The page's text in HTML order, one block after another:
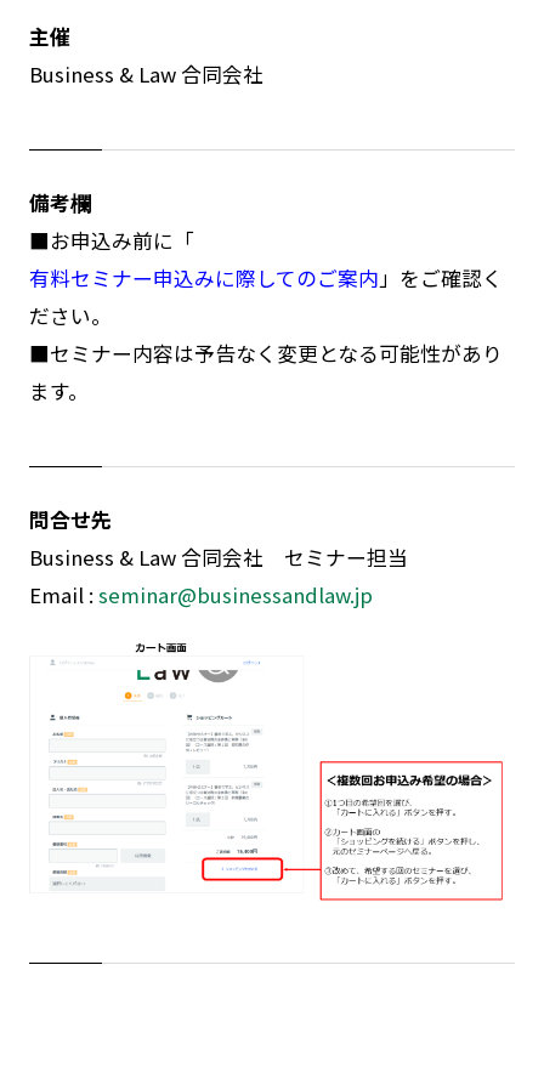
主催
Business & Law 合同会社
備考欄
■お申込み前に「
有料セミナー申込みに際してのご案内」をご確認く
ださい。
■セミナー内容は予告なく変更となる可能性があり
ます。
問合せ先
Business & Law 合同会社 セミナー担当
Email : seminar@businessandlaw.jp